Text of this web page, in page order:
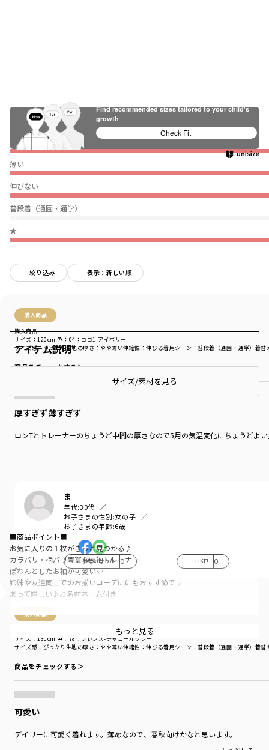
ぴったり
薄い
伸びない
普段着（通園・通学）
★
絞り込み 表示：新しい順
購入商品
購入商品
サイズ感：ゆったり生地の厚さ ：やや薄い伸縮性 ：伸びる着用シーン ：普段着（通園・通学） 着替
サイズ：120cm 色：04：ロゴ1-アイボリー
商品をチェックする＞
厚すぎず薄すぎず
ロンTとトレーナーのちょうど中間の厚さなので5月の気温変化にちょうどよ
ま
年代:30代
お子さまの性別:女の子
お子さまの年齢:6歳
参考になった 0 LIKE! 0
購入商品
サイズ感 ：ぴったり 生地の厚さ ：やや薄い伸縮性 ：伸びる着用シーン ：普段着（通園・通学） 着替
サイズ：130cm 色：78：フレンズ-チャコールグレー
商品をチェックする＞
可愛い
デイリーに可愛く着れます。薄めなので、春秋向けかなと思います。
アイテム説明
サイズ/素材を見る
■商品ポイント■
お気に入りの１枚がきっと見つかる♪
カラバリ・柄バリ豊富な長袖トレーナー
ぽわんとしたお袖が可愛い♡
姉妹や友達同士でのお揃いコーデににもおすすめです
あって嬉しい♪お名前ネーム付き
■素材■
柔らかな肌触りが特徴の裏毛生地
薄手の裏毛生地を使用しているので軽く
秋から初冬・春先にピッタリの素材です
真冬はアウターやインナーとの重ね着がオススメ
■DRCbranshesとは？■
Daily…毎日
Relax…力を抜いて、くつろぐ
もっと見る
Find recommended sizes tailored to your child's
growth
Check Fit